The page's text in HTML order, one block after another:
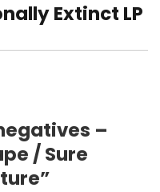
Extinct LP
–
/ Sure